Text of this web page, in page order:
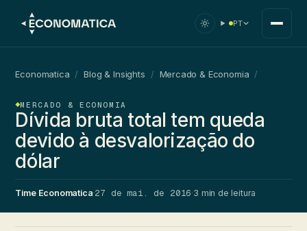
PT
Economatica / Blog & Insights / Mercado & Economia /
MERCADO & ECONOMIA
Dívida bruta total tem queda
devido à desvalorização do
dólar
Time Economatica·27 de mai. de 2016·3 min de leitura